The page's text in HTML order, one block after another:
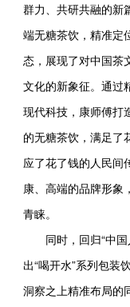
群力、共研共融的新
端无糖茶饮，精准定
态，展现了对中国茶
文化的新象征。通过
现代科技，康师傅打
的无糖茶饮，满足了
应了花了钱的人民间
康、高端的品牌形象
青睐。
同时，回归“中国
出“喝开水”系列包装
洞察之上精准布局的